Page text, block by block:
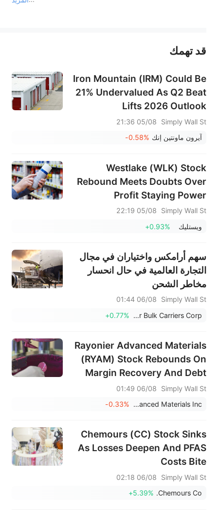
عند الضرورة، يرجى استشارة مستشار استثمار محترف. لا تقدم منصة سهم أي مشورة استثمارية، ولا تقدم أي التزامات أو ضمانات.
قد تهمك
Iron Mountain (IRM) Could Be
21% Undervalued As Q2 Beat
Lifts 2026 Outlook
Simply Wall St
05/08 21:36
آيرون ماونتين إنك -0.58%
Westlake (WLK) Stock
Rebound Meets Doubts Over
Profit Staying Power
Simply Wall St
05/08 22:19
ويستليك
+0.93%
سهم أرامكس واختياران في مجال
التجارة العالمية في حال انحسار
مخاطر الشحن
Simply Wall St
06/08 01:44
Star Bulk Carriers Corp.
+0.77%
Rayonier Advanced Materials
(RYAM) Stock Rebounds On
Margin Recovery And Debt
Scrutiny
Simply Wall St
06/08 01:49
Rayonier Advanced Materials Inc
-0.33%
Chemours (CC) Stock Sinks
As Losses Deepen And PFAS
Costs Bite
Simply Wall St
06/08 02:18
Chemours Co.
+5.39%